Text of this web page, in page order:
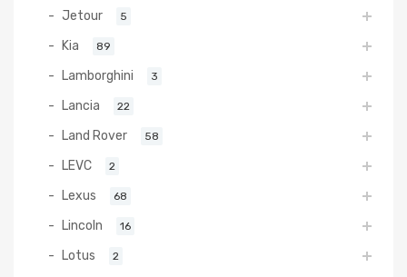
Jetour 5
Kia 89
Lamborghini 3
Lancia 22
Land Rover 58
LEVC 2
Lexus 68
Lincoln 16
Lotus 2